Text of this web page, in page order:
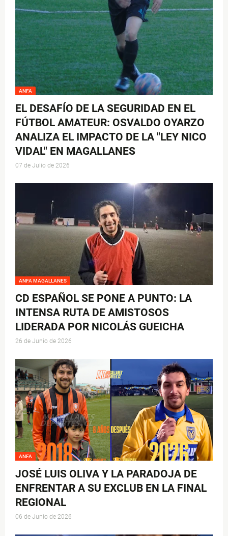
ANFA
EL DESAFÍO DE LA SEGURIDAD EN EL
FÚTBOL AMATEUR: OSVALDO OYARZO
ANALIZA EL IMPACTO DE LA "LEY NICO
VIDAL" EN MAGALLANES
07 de Julio de 2026
ANFA MAGALLANES
CD ESPAÑOL SE PONE A PUNTO: LA
INTENSA RUTA DE AMISTOSOS
LIDERADA POR NICOLÁS GUEICHA
26 de Junio de 2026
ANFA
JOSÉ LUIS OLIVA Y LA PARADOJA DE
ENFRENTAR A SU EXCLUB EN LA FINAL
REGIONAL
06 de Junio de 2026